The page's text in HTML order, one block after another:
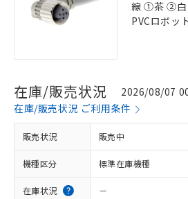
線 ①茶 ②白
PVCロボッ
在庫/販売状況
2026/08/07
在庫/販売状況 ご利用条件
販売状況 販売中
機種区分 標準在庫機種
在庫状況 －